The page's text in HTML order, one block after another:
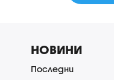
НОВИНИ
Последни